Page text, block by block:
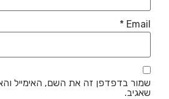
Email
*
שמור בדפדפן זה את השם, האימייל
שאגיב.